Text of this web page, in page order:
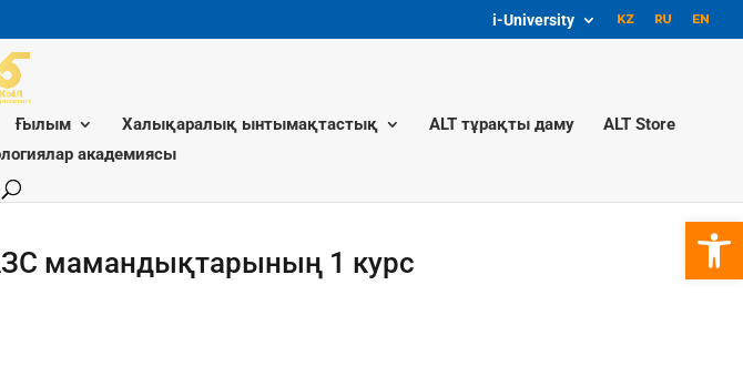
i-University
Ғылым Халықаралық ынтымақтастық ALT тұрақты даму
ALT Store
академиясы
мамандықтарының 1 курс